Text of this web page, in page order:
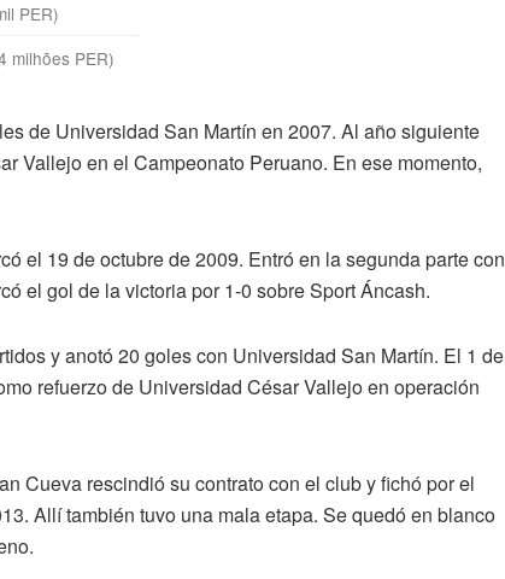
PER)
milhões PER)
de Universidad San Martín en 2007. Al año siguiente
Vallejo en el Campeonato Peruano. En ese momento,
el 19 de octubre de 2009. Entró en la segunda parte con
el gol de la victoria por 1-0 sobre Sport Áncash.
y anotó 20 goles con Universidad San Martín. El 1 de
refuerzo de Universidad César Vallejo en operación
Cueva rescindió su contrato con el club y fichó por el
Allí también tuvo una mala etapa. Se quedó en blanco